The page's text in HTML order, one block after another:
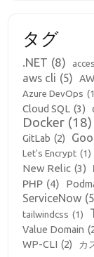
タグ
.NET (8)
aws cli (5)
Azure DevOps
Cloud SQL (3)
Docker (18)
GitLab (2)
Let's Encrypt (1)
New Relic (3)
PHP (4)
ServiceNow
tailwindcss (1)
Value Domain
WP-CLI (2) カ